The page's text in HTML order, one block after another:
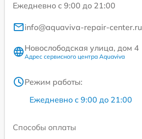
Ежедневно с 9:00 до 21:00
info@aquaviva-repair-center.ru
Новослободская улица, дом 4
Адрес сервисного центра Aquaviva
Режим работы:
Ежедневно с 9:00 до 21:00
Способы оплаты